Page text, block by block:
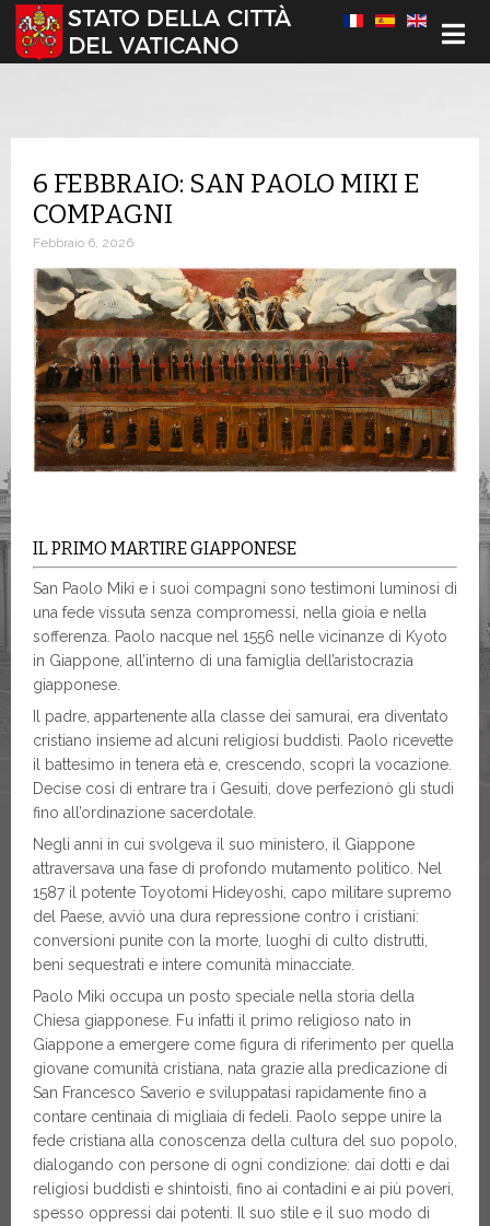
Seleziona la tua lingua
6 FEBBRAIO: SAN PAOLO MIKI E
COMPAGNI
Febbraio 6, 2026
IL PRIMO MARTIRE GIAPPONESE
San Paolo Miki e i suoi compagni sono testimoni luminosi di
una fede vissuta senza compromessi, nella gioia e nella
sofferenza. Paolo nacque nel 1556 nelle vicinanze di Kyoto
in Giappone, all’interno di una famiglia dell’aristocrazia
giapponese.
Il padre, appartenente alla classe dei samurai, era diventato
cristiano insieme ad alcuni religiosi buddisti. Paolo ricevette
il battesimo in tenera età e, crescendo, scoprì la vocazione.
Decise così di entrare tra i Gesuiti, dove perfezionò gli studi
fino all’ordinazione sacerdotale.
Negli anni in cui svolgeva il suo ministero, il Giappone
attraversava una fase di profondo mutamento politico. Nel
1587 il potente Toyotomi Hideyoshi, capo militare supremo
del Paese, avviò una dura repressione contro i cristiani:
conversioni punite con la morte, luoghi di culto distrutti,
beni sequestrati e intere comunità minacciate.
Paolo Miki occupa un posto speciale nella storia della
Chiesa giapponese. Fu infatti il primo religioso nato in
Giappone a emergere come figura di riferimento per quella
giovane comunità cristiana, nata grazie alla predicazione di
San Francesco Saverio e sviluppatasi rapidamente fino a
contare centinaia di migliaia di fedeli. Paolo seppe unire la
fede cristiana alla conoscenza della cultura del suo popolo,
dialogando con persone di ogni condizione: dai dotti e dai
religiosi buddisti e shintoisti, fino ai contadini e ai più poveri,
spesso oppressi dai potenti. Il suo stile e il suo modo di